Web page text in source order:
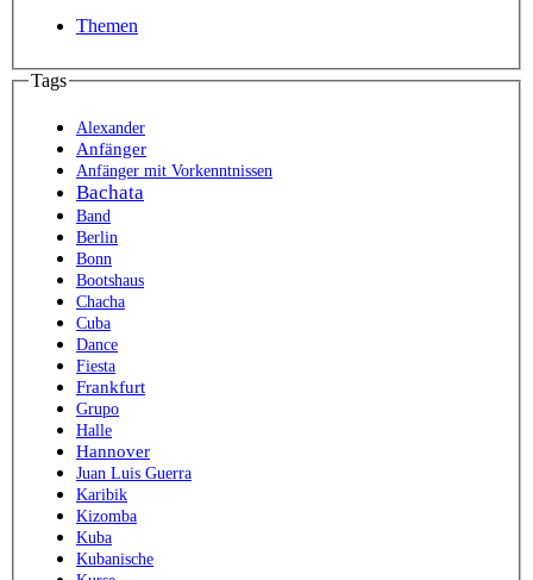
Themen
Tags
Alexander
Anfänger
Anfänger mit Vorkenntnissen
Bachata
Band
Berlin
Bonn
Bootshaus
Chacha
Cuba
Dance
Fiesta
Frankfurt
Grupo
Halle
Hannover
Juan Luis Guerra
Karibik
Kizomba
Kuba
Kubanische